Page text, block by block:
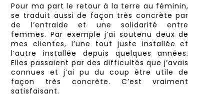
Pour ma part le retour à la terre au féminin,
se traduit aussi de façon très concrète par
de l’entraide et une solidarité entre
femmes. Par exemple j’ai soutenu deux de
mes clientes, l’une tout juste installée et
l’autre installée depuis quelques années.
Elles passaient par des difficultés que j’avais
connues et j’ai pu du coup être utile de
façon très concrète. C’est vraiment
satisfaisant.